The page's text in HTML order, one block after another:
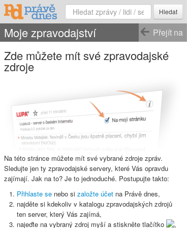
Hledat
Přejít na
Moje zpravodajství
Zde můžete mít své zpravodajské
zdroje
Na této stránce můžete mít své vybrané zdroje zpráv.
Sledujte jen ty zpravodajské servery, které Vás opravdu
zajímají. Jak na to? Je to jednoduché. Postupujte takto:
Přihlaste se nebo si založte účet na Právě dnes,
najděte si kdekoliv v katalogu zpravodajských zdrojů
ten server, který Vás zajímá,
najeďte na vybraný zdroj myší a stiskněte tlačítko ,